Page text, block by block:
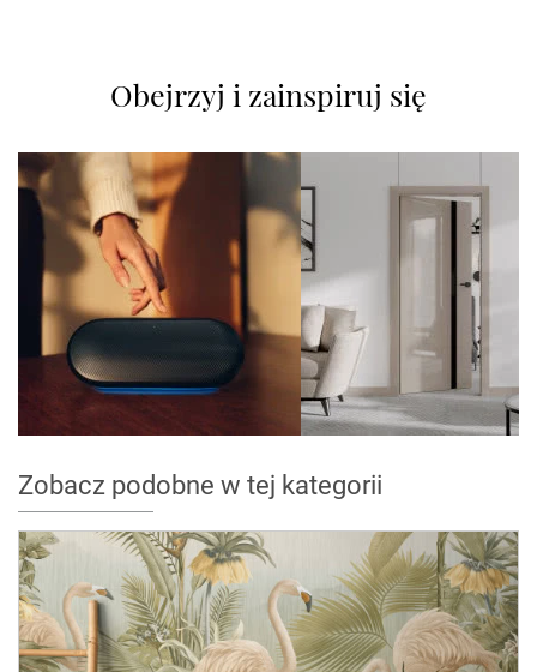
Obejrzyj i zainspiruj się
Zobacz podobne w tej kategorii